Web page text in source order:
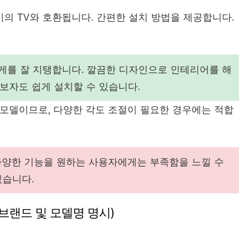
TV와 호환됩니다. 간편한 설치 방법을 제공합니다.
를 잘 지탱합니다. 깔끔한 디자인으로 인테리어를 해
자도 쉽게 설치할 수 있습니다.
델이므로, 다양한 각도 조절이 필요한 경우에는 적합
한 기능을 원하는 사용자에게는 부족함을 느낄 수
니다.
랜드 및 모델명 명시)